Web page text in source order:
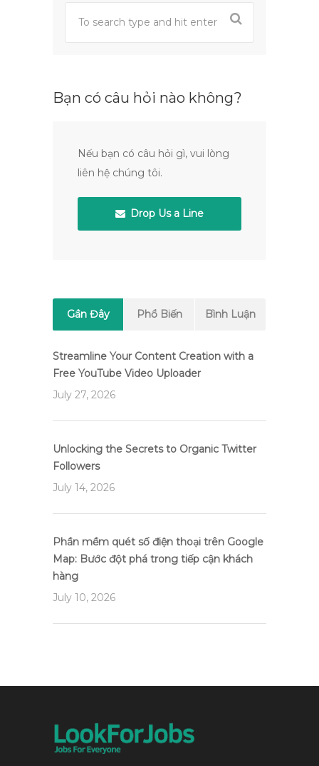
Bạn có câu hỏi nào không?
Nếu bạn có câu hỏi gì, vui lòng
liên hệ chúng tôi.
Drop Us a Line
Gần Đây Phổ Biến Bình Luận
Streamline Your Content Creation with a
Free YouTube Video Uploader
July 27, 2026
Unlocking the Secrets to Organic Twitter
Followers
July 14, 2026
Phần mềm quét số điện thoại trên Google
Map: Bước đột phá trong tiếp cận khách
hàng
July 10, 2026